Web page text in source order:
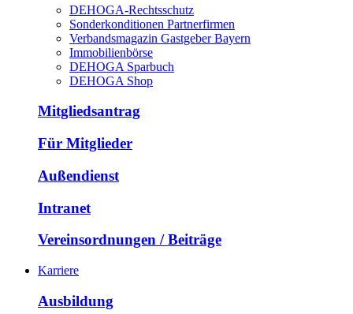
DEHOGA-Rechtsschutz
Sonderkonditionen Partnerfirmen
Verbandsmagazin Gastgeber Bayern
Immobilienbörse
DEHOGA Sparbuch
DEHOGA Shop
Mitgliedsantrag
Für Mitglieder
Außendienst
Intranet
Vereinsordnungen / Beiträge
Karriere
Ausbildung